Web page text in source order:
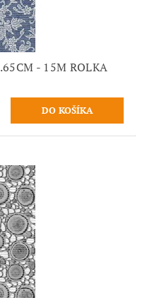
- 15M ROLKA